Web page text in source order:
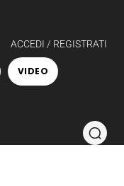
ACCEDI / REGISTRATI
VIDEO